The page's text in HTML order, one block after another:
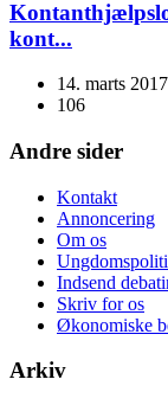
kont...
14. marts 2017
106
Andre sider
Kontakt
Annoncering
Om os
Indsend
Skriv for os
Økonomiske
Arkiv